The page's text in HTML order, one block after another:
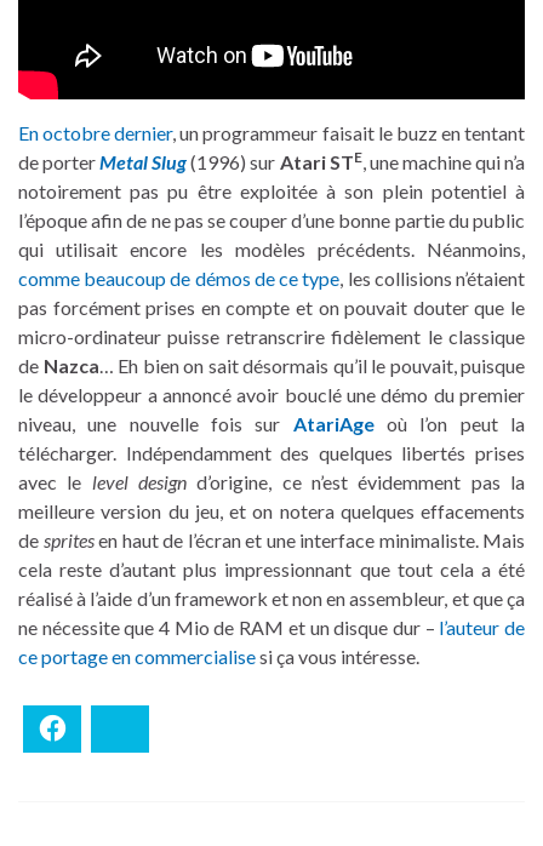
En octobre dernier, un programmeur faisait le buzz en tentant
de porterMetal Slug(1996) sur Atari STE, une machine qui n’a
notoirement pas pu être exploitée à son plein potentiel à
l’époque afin de ne pas se couper d’une bonne partie du public
qui utilisait encore les modèles précédents. Néanmoins,
comme beaucoup de démos de ce type, les collisions n’étaient
pas forcément prises en compte et on pouvait douter que le
micro-ordinateur puisse retranscrire fidèlement le classique
de Nazca… Eh bien on sait désormais qu’il le pouvait, puisque
le développeur a annoncé avoir bouclé une démo du premier
niveau, une nouvelle fois sur AtariAgeoù l’on peut la
télécharger. Indépendamment des quelques libertés prises
avec le level design d’origine, ce n’est évidemment pas la
meilleure version du jeu, et on notera quelques effacements
de spritesen haut de l’écran et une interface minimaliste. Mais
cela reste d’autant plus impressionnant que tout cela a été
réalisé à l’aide d’un framework et non en assembleur, et que ça
ne nécessite que 4 Mio de RAM et un disque dur – l’auteur de
ce portage en commercialisesi ça vous intéresse.